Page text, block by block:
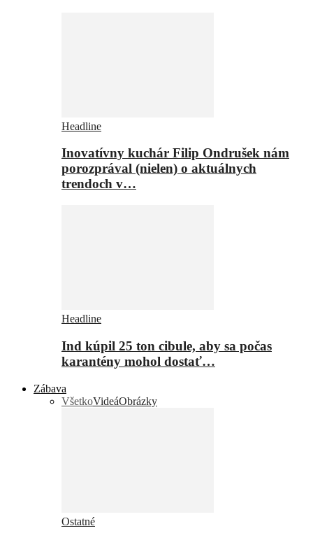
Headline
Inovatívny kuchár Filip Ondrušek nám
porozprával (nielen) o aktuálnych
trendoch v…
Headline
Ind kúpil 25 ton cibule, aby sa počas
karantény mohol dostať…
Zábava
VšetkoVideáObrázky
Ostatné